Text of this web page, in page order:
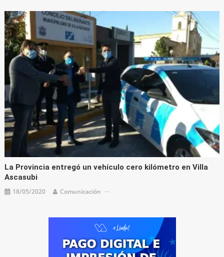
La Provincia entregó un vehículo cero kilómetro en Villa
Ascasubi
18/05/2020 Comunicación